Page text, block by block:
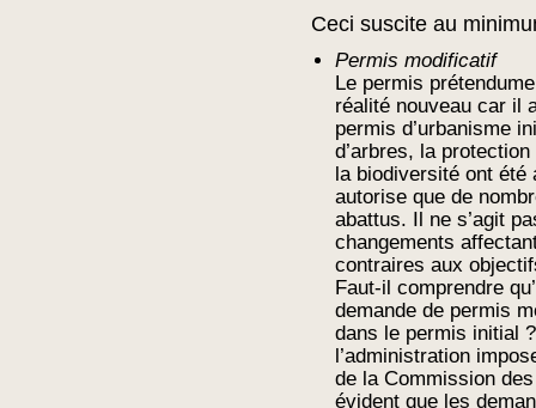
Ceci suscite au
Permis modificatif
Le permis
réalité nouveau car il
permis d’urbanisme
d’arbres, la
la biodiversité ont été
autorise que de
abattus. Il ne s’agit
changements
contraires aux
Faut-il comprendre
demande de permis
dans le permis initial
l’administration
de la Commission
évident que les